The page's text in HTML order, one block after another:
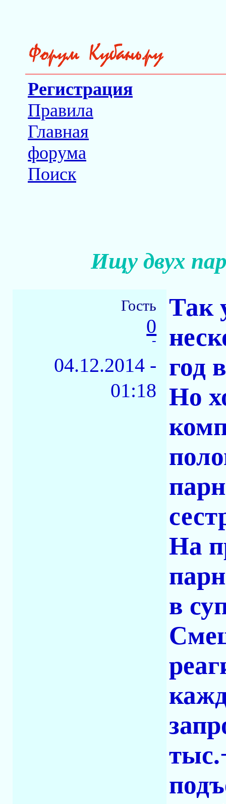
Регистрация
Правила
Главная
форума
Поиск
Ищу двух
Гость
0
-
04.12.2014 -
01:18
Так
год
Но
На
в